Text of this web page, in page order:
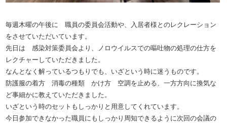
毎週木曜の午後に 職員の委員会活動や、入居者様とのレクレーション
をさせていただいています。
先日は 感染対策委員会より、ノロウイルスでの嘔吐物の処理の仕方を
レクチャーしていただきました。
なんとなく解っているつもりでも、いざという時に迷うものです。
防護服の着方 消毒の種類 かけ方 空調を止める、一方方向に換気な
ど事細かに教えていただきました。
いざという時のセットもしっかりと用意してくれています。
今日参加できなかった職員にもしっかり周知できるように次回の会議の